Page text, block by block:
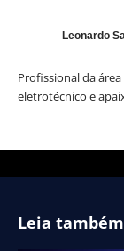
Leonardo
Profissional da
eletrotécnico e
Leia também